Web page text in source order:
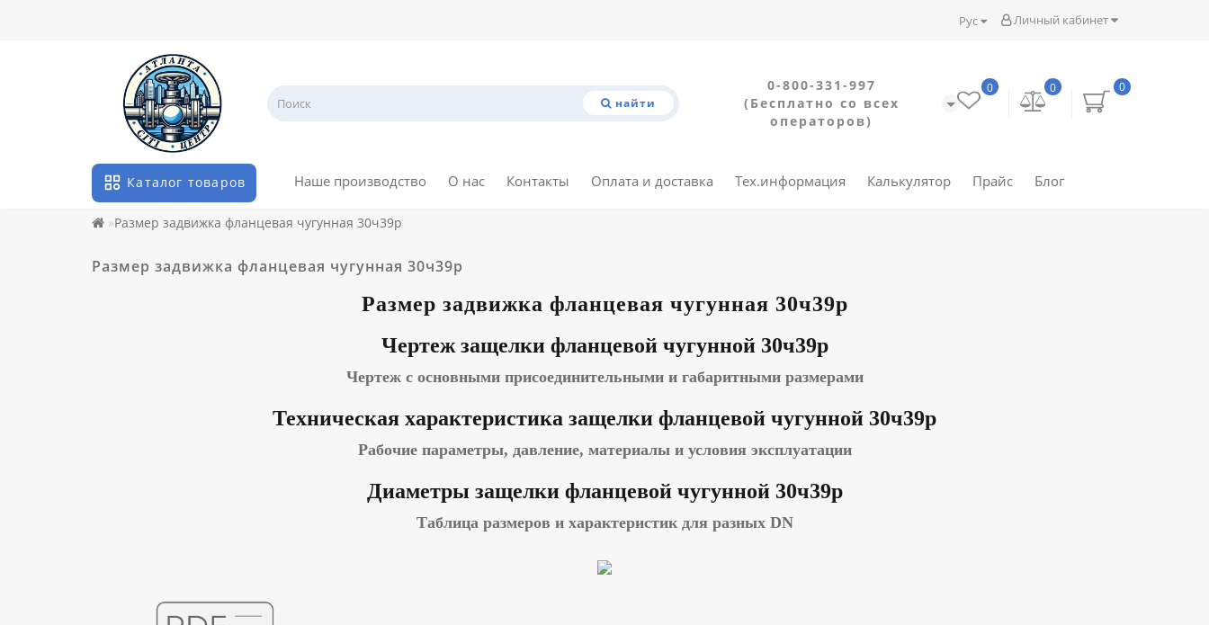
Личный кабинет
Рус
найти
0-800-331-997
(Бесплатно со всех
операторов)
0
0
0
Каталог товаров Наше производство О нас Контакты Оплата и доставка Тех.информация Калькулятор Прайс Блог
Размер задвижка фланцевая чугунная 30ч39р
Размер задвижка фланцевая чугунная 30ч39р
Размер задвижка фланцевая чугунная 30ч39р
Чертеж защелки фланцевой чугунной 30ч39р
Чертеж с основными присоединительными и габаритными размерами
Техническая характеристика защелки фланцевой чугунной 30ч39р
Рабочие параметры, давление, материалы и условия эксплуатации
Диаметры защелки фланцевой чугунной 30ч39р
Таблица размеров и характеристик для разных DN